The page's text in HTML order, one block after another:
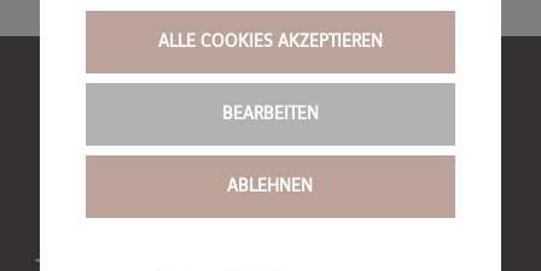
ALLE COOKIES AKZEPTIEREN
BEARBEITEN
ABLEHNEN